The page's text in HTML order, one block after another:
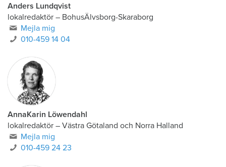
Anders Lundqvist
lokalredaktör – BohusÄlvsborg-Skaraborg
Mejla mig
010-459 14 04
AnnaKarin Löwendahl
lokalredaktör – Västra Götaland och Norra Halland
Mejla mig
010-459 24 23